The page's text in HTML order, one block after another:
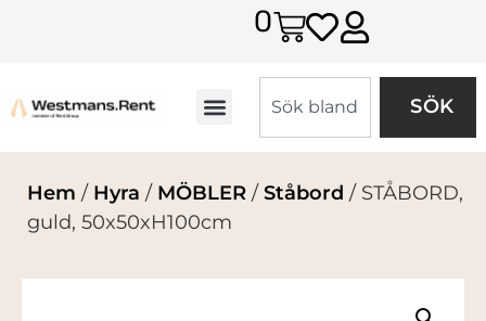
0
SÖK
Hem / Hyra / MÖBLER / Ståbord / STÅBORD,
guld, 50x50xH100cm